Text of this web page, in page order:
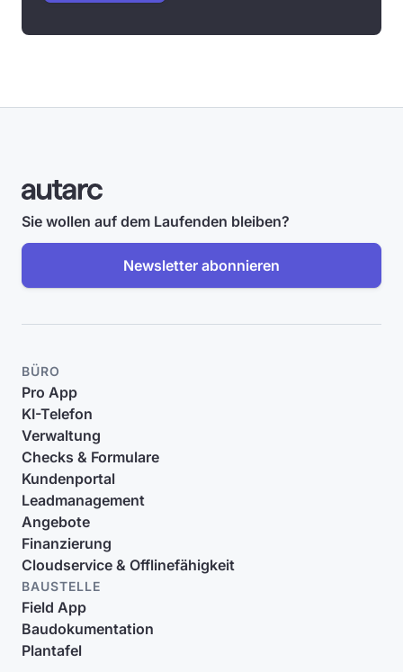
Sie wollen auf dem Laufenden bleiben?
Newsletter abonnieren
BÜRO
Pro App
KI-Telefon
Verwaltung
Checks & Formulare
Kundenportal
Leadmanagement
Angebote
Finanzierung
Cloudservice & Offlinefähigkeit
BAUSTELLE
Field App
Baudokumentation
Plantafel